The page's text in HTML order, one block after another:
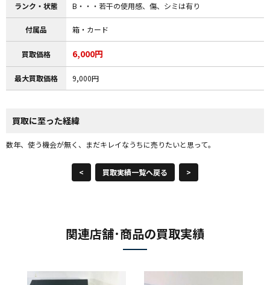
ランク・状態 B・・・若干の使用感、傷、シミは有り
付属品 箱・カード
買取価格 6,000円
最大買取価格 9,000円
買取に至った経緯
数年、使う機会が無く、まだキレイなうちに売りたいと思って。
< 買取実績一覧へ戻る >
関連店舗･商品の買取実績